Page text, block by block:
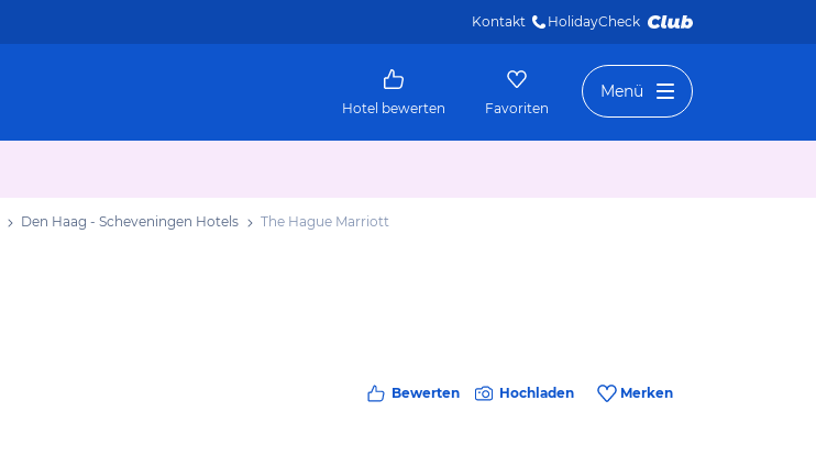
Kontakt HolidayCheck
Hotel bewerten Favoriten
Menü
Den Haag - Scheveningen Hotels The Hague Marriott
Bewerten Hochladen Merken